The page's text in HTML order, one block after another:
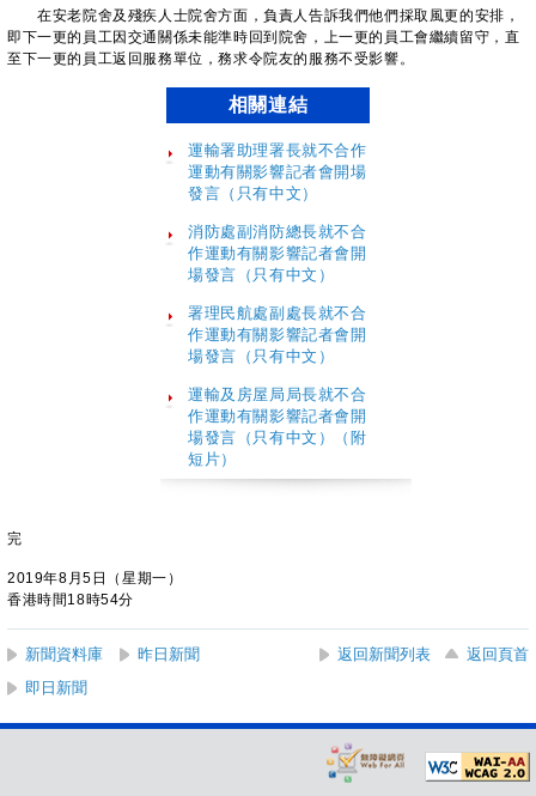
在安老院舍及殘疾人士院舍方面，負責人告訴我們他們採取風更的安排，
即下一更的員工因交通關係未能準時回到院舍，上一更的員工會繼續留守，直
至下一更的員工返回服務單位，務求令院友的服務不受影響。
相關連結
運輸署助理署長就不合作
運動有關影響記者會開場
發言（只有中文）
消防處副消防總長就不合
作運動有關影響記者會開
場發言 （只有中文）
署理民航處副處長就不合
作運動有關影響記者會開
場發言（只有中文）
運輸及房屋局局長就不合
作運動有關影響記者會開
場發言（只有中文）（附
短片）
完
2019年8月5日（星期一）
香港時間18時54分
新聞資料庫 昨日新聞 返回新聞列表
返回頁首
即日新聞